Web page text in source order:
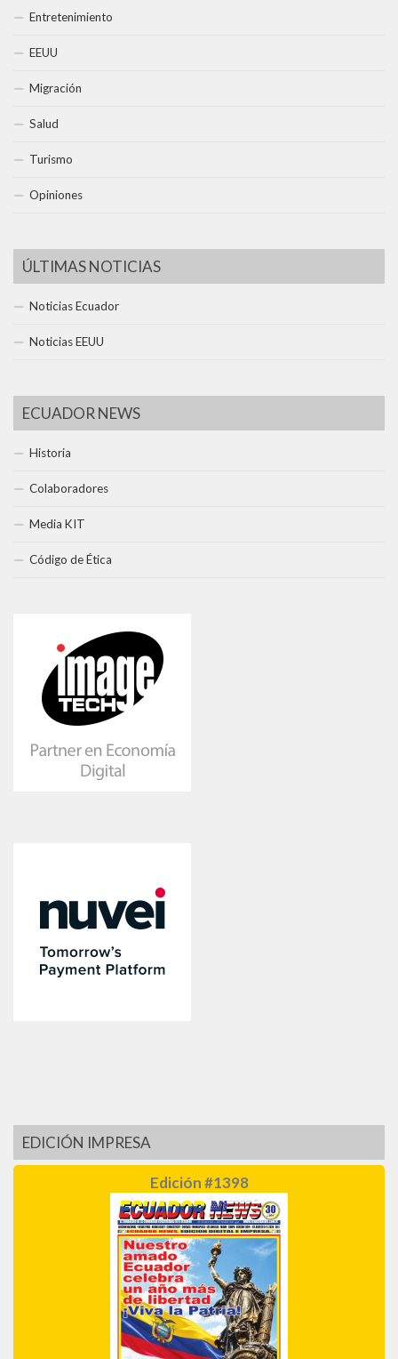
Entretenimiento
EEUU
Migración
Salud
Turismo
Opiniones
ÚLTIMAS NOTICIAS
Noticias Ecuador
Noticias EEUU
ECUADOR NEWS
Historia
Colaboradores
Media KIT
Código de Ética
EDICIÓN IMPRESA
Edición #1398